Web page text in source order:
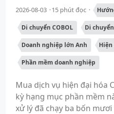
2026-08-03 15 phút đọc
Di chuyển COBOL Di
Doanh nghiệp lớn Anh
Phần mềm doanh nghiệp
Mua dịch vụ hiện đại hóa
kỳ hạng mục phần mềm
xử lý đã chạy ba bốn